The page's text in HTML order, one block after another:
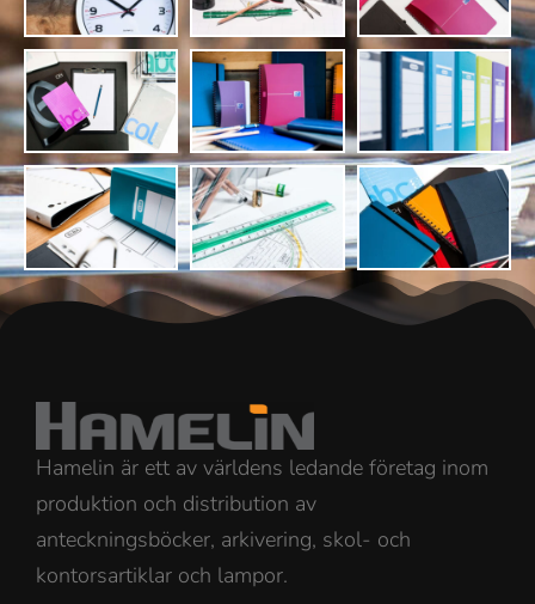
Hamelin är ett av världens ledande företag inom
produktion och distribution av
anteckningsböcker, arkivering, skol- och
kontorsartiklar och lampor.